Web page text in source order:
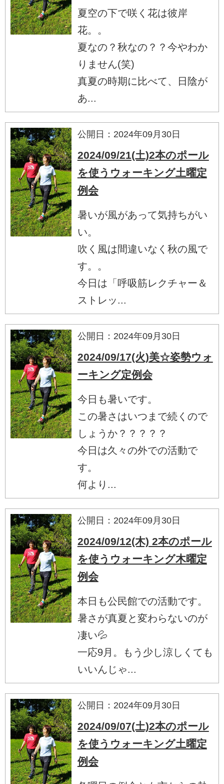
夏空の下で咲く花は彼岸
花。。
夏なの？秋なの？？今やわか
りません(笑)
真夏の時期に比べて、日陰が
あ...
公開日：2024年09月30日
2024/09/21(土)2本のポール
を使うウォーキング土曜定
例会
暑いが風があって気持ちがい
い。
吹く風は間違いなく秋の風で
す。。
今日は「呼吸筋レクチャー＆
ストレッ...
公開日：2024年09月30日
2024/09/17(火)美☆姿勢ウォ
ーキング定例会
今日も暑いです。
この暑さはいつまで続くので
しょうか？？？？？
今日は久々の外での活動で
す。
何より...
公開日：2024年09月30日
2024/09/12(木) 2本のポール
を使うウォーキング木曜定
例会
本日も公民館での活動です。
暑さが真夏と変わらないのが
凄い💦
一応9月。もう少し涼しくても
いいんじゃ...
公開日：2024年09月30日
2024/09/07(土)2本のポール
を使うウォーキング土曜定
例会